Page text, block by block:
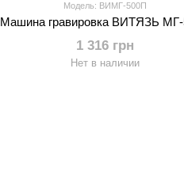
Модель: ВИМГ-500П
Машина гравировка ВИТЯЗЬ
1 316 грн
Нет в наличии